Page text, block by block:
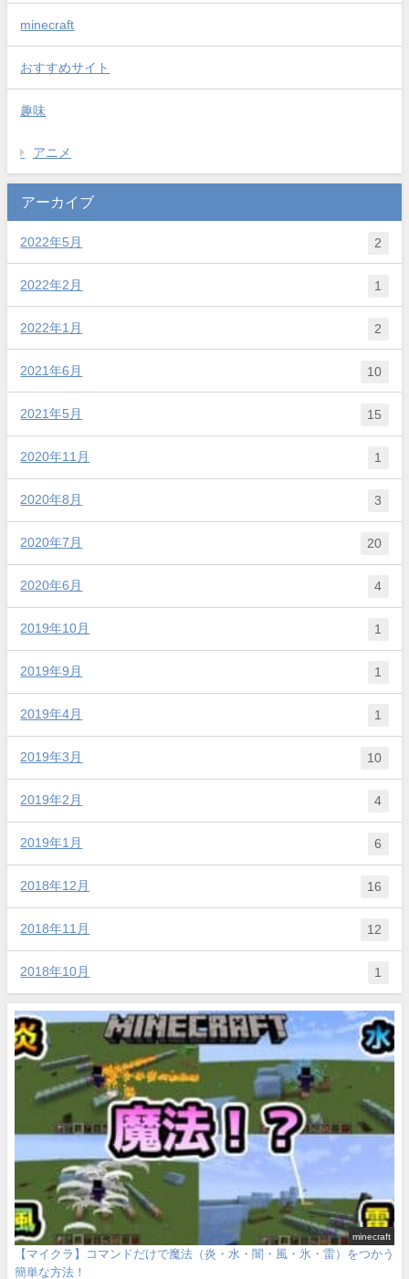
minecraft
おすすめサイト
趣味
アニメ
アーカイブ
2022年5月 2
2022年2月 1
2022年1月 2
2021年6月 10
2021年5月 15
2020年11月 1
2020年8月 3
2020年7月 20
2020年6月 4
2019年10月 1
2019年9月 1
2019年4月 1
2019年3月 10
2019年2月 4
2019年1月 6
2018年12月 16
2018年11月 12
2018年10月 1
minecraft
【マイクラ】コマンドだけで魔法（炎・水・闇・風・氷・雷）をつかう
簡単な方法！